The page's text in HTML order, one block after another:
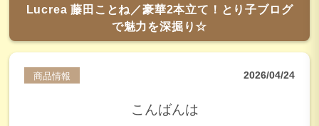
Lucrea 藤田ことね／豪華2本立て！とり子ブログ
で魅力を深掘り☆
商品情報 2026/04/24
こんばんは